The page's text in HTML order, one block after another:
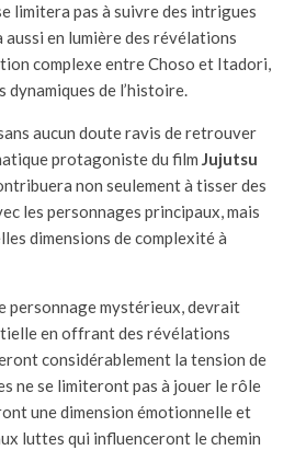
limitera pas à suivre des intrigues
en lumière des révélations
complexe entre Choso et Itadori,
de l’histoire.
aucun doute ravis de retrouver
protagoniste du film Jujutsu
non seulement à tisser des
les personnages principaux, mais
dimensions de complexité à
personnage mystérieux, devrait
en offrant des révélations
considérablement la tension de
ne se limiteront pas à jouer le rôle
une dimension émotionnelle et
luttes qui influenceront le chemin